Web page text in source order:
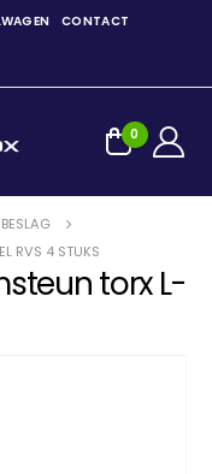
CONTACT
0
RVS 4 STUKS
torx L-